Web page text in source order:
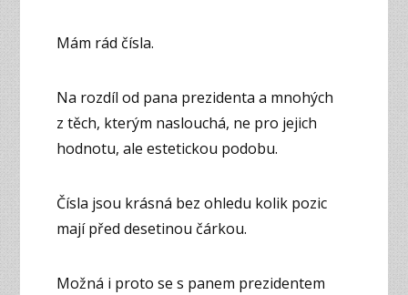
Mám rád čísla.
Na rozdíl od pana prezidenta a mnohých
z těch, kterým naslouchá, ne pro jejich
hodnotu, ale estetickou podobu.
Čísla jsou krásná bez ohledu kolik pozic
mají před desetinou čárkou.
Možná i proto se s panem prezidentem